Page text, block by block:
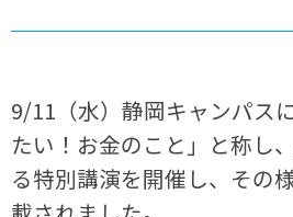
9/11（水）静岡キャンパス
たい！お金のこと」と称し
る特別講演を開催し、その